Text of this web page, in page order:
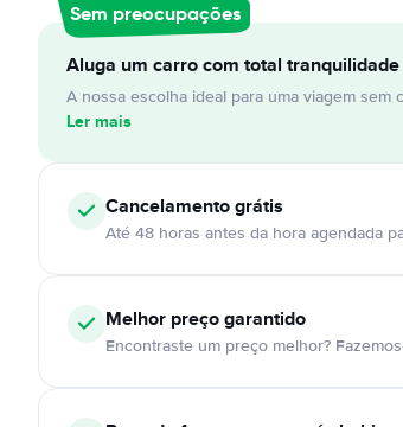
Sem preocupações
Aluga um carro com total tranquilidade
A nossa escolha ideal para uma viagem sem
Ler mais
Cancelamentográtis
Até 48 horas antes da hora agendada
Melhor preço garantido
Encontraste um preço melhor?